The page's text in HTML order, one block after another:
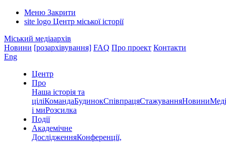
Меню Закрити
site logo Центр міської історії
Міський медіаархів
Новини [розархівування] FAQ Про проект Контакти
Eng
Центр
Про
Наша історія та
ціліКомандаБудинокСпівпрацяСтажуванняНовини
і миРозсилка
Події
Академічне
ДослідженняКонференції,